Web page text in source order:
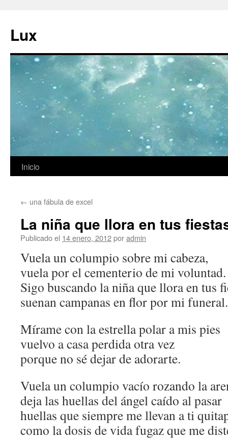
contenido
Lux
Inicio
← una fábula de excel
La niña que llora en tus
Publicado el 14 enero, 2012poradmin
Vuela un columpio sobre mi cabeza,
vuela por el cementerio de mi voluntad.
Sigo buscando la niña que llora en tus
suenan campanas en flor por mi funeral.
Mírame con la estrella polar a mis pies
vuelvo a casa perdida otra vez
porque no sé dejar de adorarte.
Vuela un columpio vacío rozando la
deja las huellas del ángel caído al pasar
huellas que siempre me llevan a ti
como la dosis de vida fugaz que me